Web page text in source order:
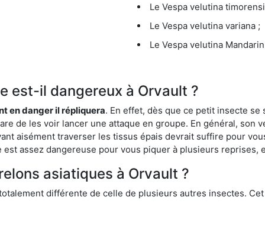
Le Vespa velutina
Le Vespa velutina variana ;
Le Vespa velutina
est-il dangereux à Orvault ?
en danger il répliquera. En effet, dès que ce petit insecte
de les voir lancer une attaque en groupe. En général, son
aisément traverser les tissus épais devrait suffire pour
assez dangereuse pour vous piquer à plusieurs reprises,
asiatiques à Orvault ?
différente de celle de plusieurs autres insectes.